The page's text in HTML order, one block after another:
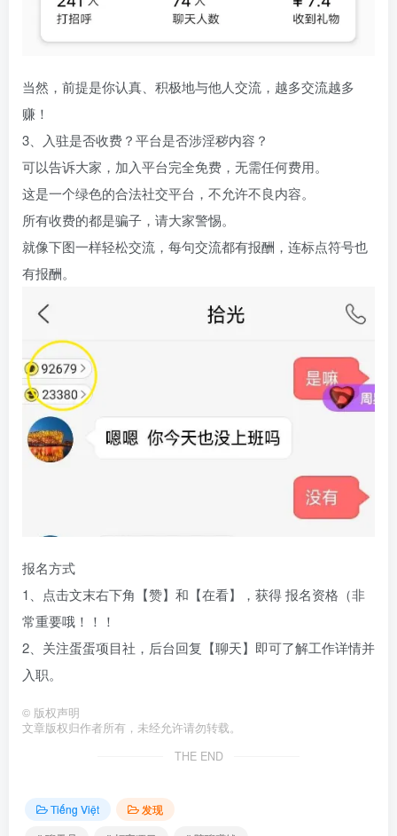
当然，前提是你认真、积极地与他人交流，越多交流越多
赚！
3、入驻是否收费？平台是否涉淫秽内容？
可以告诉大家，加入平台完全免费，无需任何费用。
这是一个绿色的合法社交平台，不允许不良内容。
所有收费的都是骗子，请大家警惕。
就像下图一样轻松交流，每句交流都有报酬，连标点符号也
有报酬。
报名方式
1、点击文末右下角【赞】和【在看】，获得 报名资格（非
常重要哦！！！
2、关注蛋蛋项目社，后台回复【聊天】即可了解工作详情并
入职。
© 版权声明
文章版权归作者所有，未经允许请勿转载。
THE END
Tiếng Việt
发现